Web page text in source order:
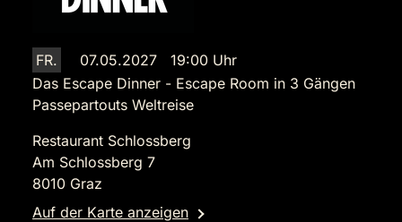
FR.
07.05.2027 19:00 Uhr
Das Escape Dinner - Escape Room in 3 Gängen
Passepartouts Weltreise
Restaurant Schlossberg
Am Schlossberg 7
8010 Graz
Auf der Karte anzeigen